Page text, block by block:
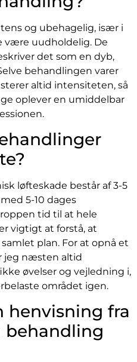
og ubehagelig, især i
være uudholdelig. De
det som en dyb,
behandlingen varer
altid intensiteten, så
oplever en umiddelbar
løfteskade består af 3-5
5-10 dages
tid til at hele
vigtigt at forstå, at
plan. For at opnå et
jeg næsten altid
øvelser og vejledning i,
området igen.
henvisning fra